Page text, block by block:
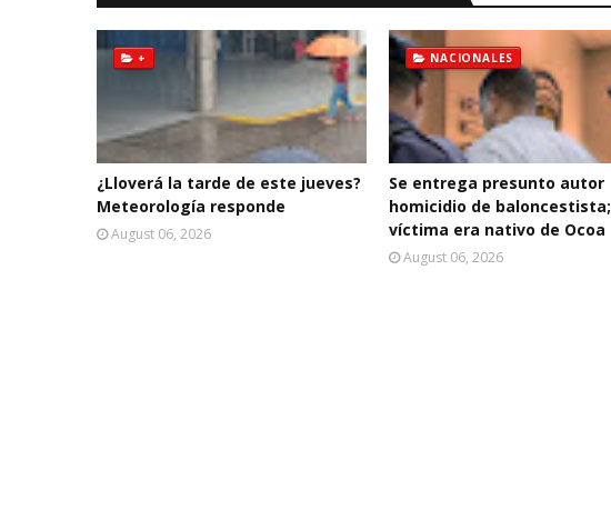
+
¿Lloverá la tarde de este jueves?
Meteorología responde
August 06, 2026
NACIONALES
Se entrega presunto autor
homicidio de baloncestista;
víctima era nativo de Ocoa
August 06, 2026